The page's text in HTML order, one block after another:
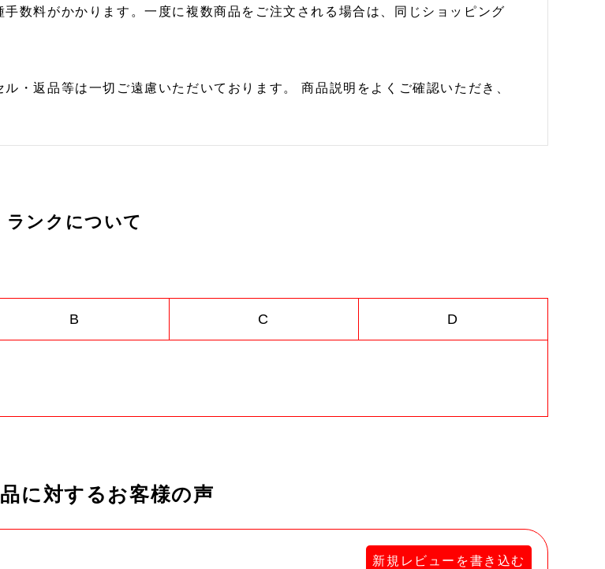
数料がかかります。一度に複数商品をご注文される場合は、同じショッピング
・返品等は一切ご遠慮いただいております。 商品説明をよくご確認いただき、
ランクについて
B C D
に対するお客様の声
新規レビューを書き込む